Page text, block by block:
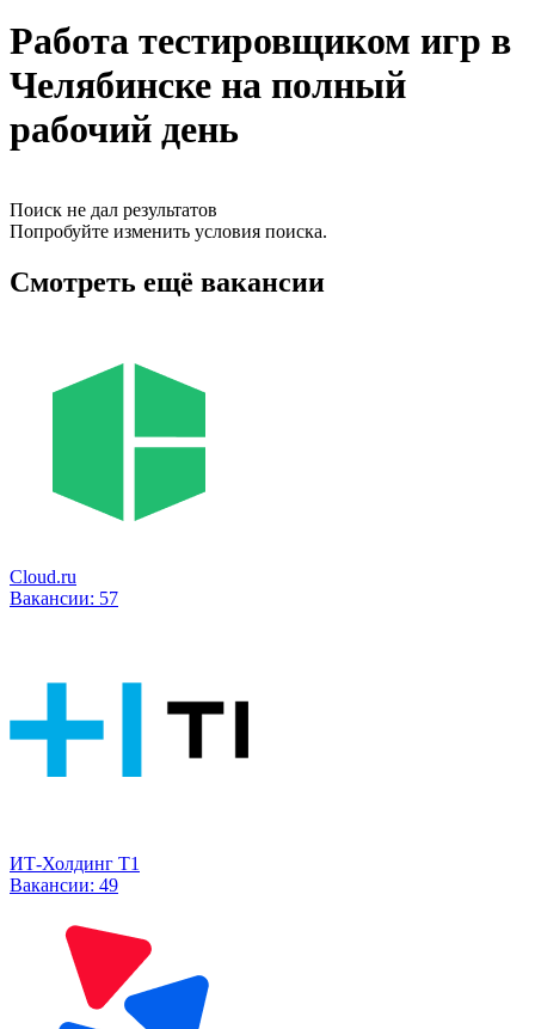
Работа тестировщиком игр в
Челябинске на полный
рабочий день
Поиск не дал результатов
Попробуйте изменить условия поиска.
Смотреть ещё вакансии
Cloud.ru
Вакансии: 57
ИТ-Холдинг Т1
Вакансии: 49